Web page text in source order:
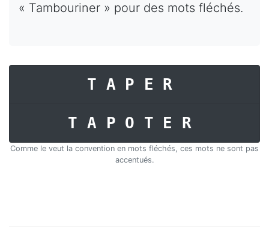
« Tambouriner » pour des mots fléchés.
TAPER
TAPOTER
Comme le veut la convention en mots fléchés, ces mots ne sont pas
accentués.